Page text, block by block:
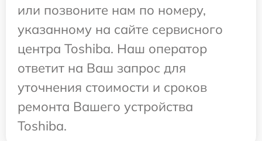
или позвоните нам по номеру,
указанному на сайте сервисного
центра Toshiba. Наш оператор
ответит на Ваш запрос для
уточнения стоимости и сроков
ремонта Вашего устройства
Toshiba.